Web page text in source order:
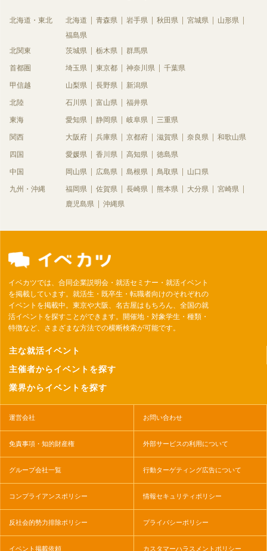
北海道・東北 北海道 青森県 岩手県 秋田県 宮城県
山形県
福島県
北関東
茨城県 栃木県 群馬県
首都圏 埼玉県 東京都 神奈川県 千葉県
甲信越 山梨県 長野県 新潟県
北陸 石川県 富山県 福井県
東海 愛知県 静岡県 岐阜県 三重県
関西 大阪府 兵庫県 京都府 滋賀県 奈良県 和歌山県
四国 愛媛県 香川県 高知県 徳島県
中国 岡山県 広島県 島根県 鳥取県 山口県
九州・沖縄 福岡県 佐賀県 長崎県 熊本県 大分県
宮崎県
鹿児島県
沖縄県
イベカツでは、合同企業説明会・就活セミナー・就活イベント
を掲載しています。就活生・既卒生・転職者向けのそれぞれの
イベントを掲載中。東京や大阪、名古屋はもちろん、全国の就
活イベントを探すことができます。開催地・対象学生・種類・
特徴など、さまざまな方法での横断検索が可能です。
主な就活イベント
主催者からイベントを探す
業界からイベントを探す
運営会社 お問い合わせ
免責事項・知的財産権 外部サービスの利用について
グループ会社一覧 行動ターゲティング広告について
コンプライアンスポリシー 情報セキュリティポリシー
反社会的勢力排除ポリシー プライバシーポリシー
イベント掲載依頼 カスタマーハラスメントポリシー